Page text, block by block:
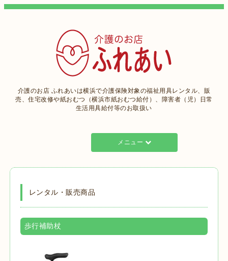
介護のお店 ふれあいは横浜で介護保険対象の福祉用具レンタル、販
売、住宅改修や紙おむつ（横浜市紙おむつ給付）、障害者（児）日常
生活用具給付等のお取扱い
メニュー
レンタル・販売商品
歩行補助杖